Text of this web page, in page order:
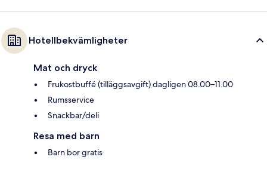
Hotellbekvämligheter
Mat och dryck
Frukostbuffé (tilläggsavgift) dagligen 08.00–11.00
Rumsservice
Snackbar/deli
Resa med barn
Barn bor gratis